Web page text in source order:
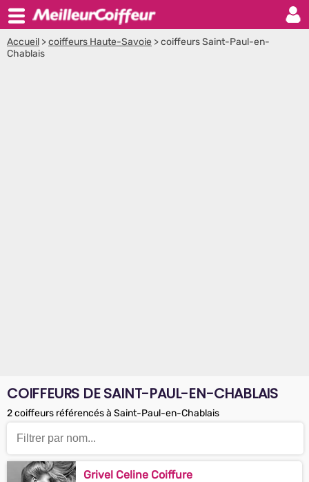
Accueil >coiffeurs Haute-Savoie >coiffeurs Saint-Paul-en-
Chablais
COIFFEURS DE SAINT-PAUL-EN-CHABLAIS
2 coiffeurs référencés à Saint-Paul-en-Chablais
Grivel Celine Coiffure